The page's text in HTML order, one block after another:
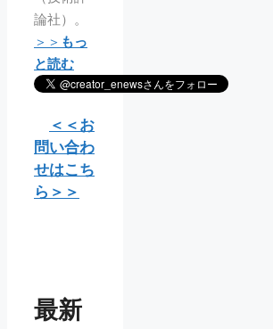
論社）。
＞＞ もっ
と読む
＜＜お
問い合わ
せはこち
ら＞＞
最新